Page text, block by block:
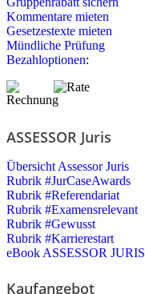
Kommentare mieten
Gesetzestexte mieten
Mündliche Prüfung
Bezahloptionen:
ASSESSOR Juris
Übersicht Assessor Juris
Rubrik #JurCaseAwards
Rubrik #Referendariat
Rubrik #Examensrelevant
Rubrik #Gewusst
Rubrik #Karrierestart
eBook ASSESSOR JURIS
Kaufangebot